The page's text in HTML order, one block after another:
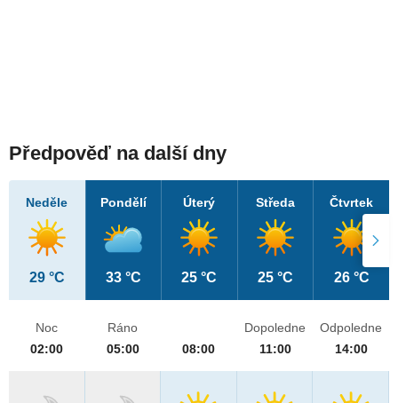
Předpověď na další dny
Neděle
29 °C
Pondělí
33 °C
Úterý
25 °C
Středa
25 °C
Čtvrtek
26 °C
Noc
02:00
Ráno
05:00
08:00
Dopoledne
11:00
Odpoledne
14:00